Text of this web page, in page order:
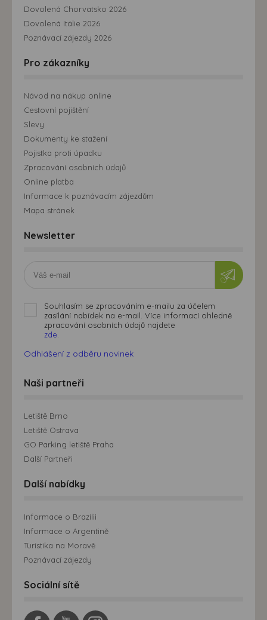
Dovolená Chorvatsko 2026
Dovolená Itálie 2026
Poznávací zájezdy 2026
Pro zákazníky
Návod na nákup online
Cestovní pojištění
Slevy
Dokumenty ke stažení
Pojistka proti úpadku
Zpracování osobních údajů
Online platba
Informace k poznávacím zájezdům
Mapa stránek
Newsletter
Souhlasím se zpracováním e-mailu za účelem
zasílání nabídek na e-mail. Více informací ohledně
zpracování osobních údajů najdete
zde.
Odhlášení z odběru novinek
Naši partneři
Letiště Brno
Letiště Ostrava
GO Parking letiště Praha
Další Partneři
Další nabídky
Informace o Brazílii
Informace o Argentině
Turistika na Moravě
Poznávací zájezdy
Sociální sítě